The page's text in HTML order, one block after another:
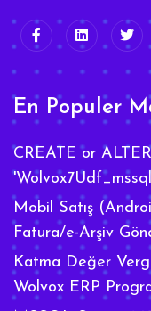
En Populer
CREATE or
Mobil Satış
Fatura/e-Arşiv
Katma Değer
Wolvox ERP